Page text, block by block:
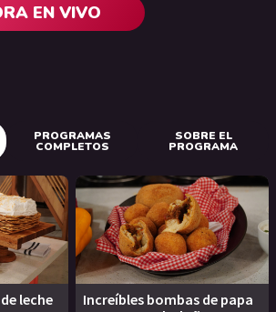
EN VIVO
PROGRAMAS
COMPLETOS
SOBRE EL
PROGRAMA
leche
Increíbles bombas de papa